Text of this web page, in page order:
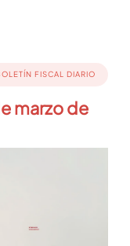
FISCAL DIARIO
marzo de